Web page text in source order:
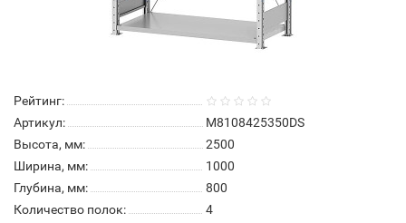
Рейтинг:
Артикул:
М8108425350DS
Высота, мм:
2500
Ширина, мм:
1000
Глубина, мм:
800
Количество полок:
4